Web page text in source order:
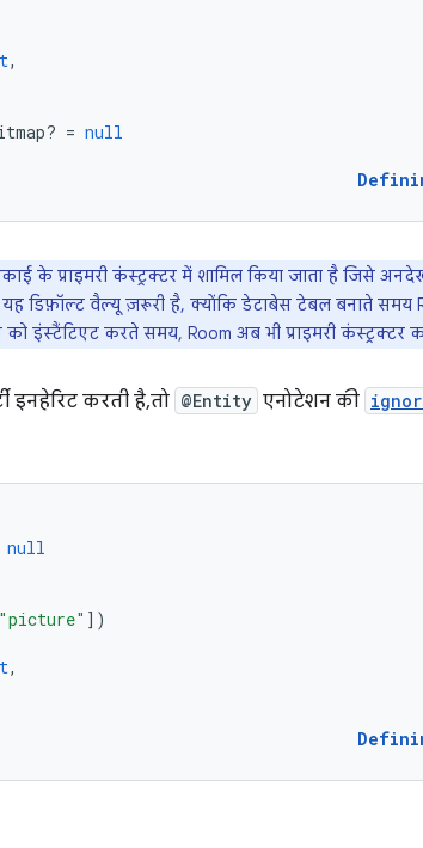
,
= null
के प्राइमरी कंस्ट्रक्टर में शामिल किया जाता है जिसे
यह डिफ़ॉल्ट वैल्यू ज़रूरी है, क्योंकि डेटाबेस टेबल बनाते समय
इंस्टैंटिएट करते समय, Room अब भी प्राइमरी कंस्ट्रक्टर
इनहेरिट करती है, तो @Entity एनोटेशन की
null
"picture" ] )
,